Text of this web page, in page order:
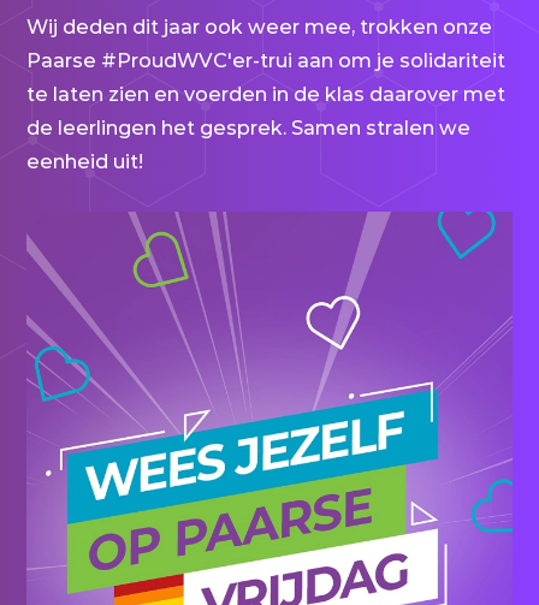
Wij deden dit jaar ook weer mee, trokken onze
Paarse #ProudWVC'er-trui aan om je solidariteit
te laten zien en voerden in de klas daarover met
de leerlingen het gesprek. Samen stralen we
eenheid uit!